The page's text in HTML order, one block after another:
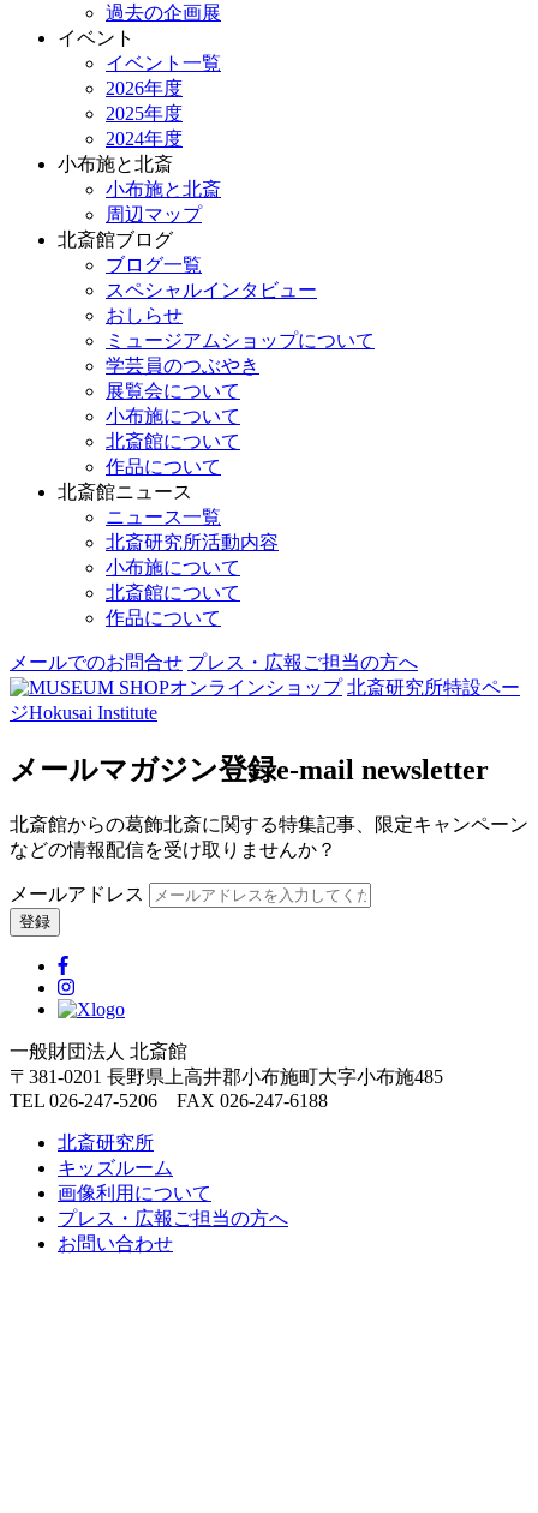
過去の企画展
イベント
イベント一覧
2026年度
2025年度
2024年度
小布施と北斎
小布施と北斎
周辺マップ
北斎館ブログ
ブログ一覧
スペシャルインタビュー
おしらせ
ミュージアムショップについて
学芸員のつぶやき
展覧会について
小布施について
北斎館について
作品について
北斎館ニュース
ニュース一覧
北斎研究所活動内容
小布施について
北斎館について
作品について
メールでのお問合せ プレス・広報ご担当の方へ
オンラインショップ 北斎研究所特設ペー
ジHokusai Institute
メールマガジン登録e-mail newsletter
北斎館からの葛飾北斎に関する特集記事、限定キャンペーン
などの情報配信を受け取りませんか？
メールアドレス
一般財団法人 北斎館
〒381-0201 長野県上高井郡小布施町大字小布施485
TEL 026-247-5206 FAX 026-247-6188
北斎研究所
キッズルーム
画像利用について
プレス・広報ご担当の方へ
お問い合わせ